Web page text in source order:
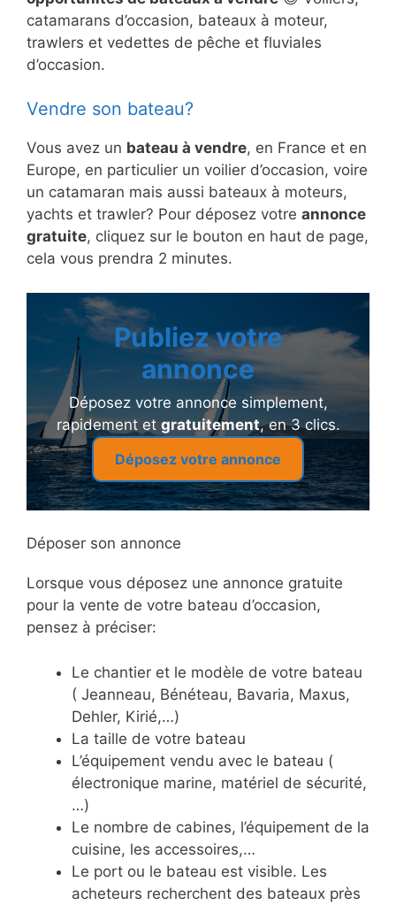
catamarans d’occasion, bateaux à moteur,
trawlers et vedettes de pêche et fluviales
d’occasion.
Vendre son bateau?
Vous avez un bateau à vendre, en France et en
Europe, en particulier un voilier d’occasion, voire
un catamaran mais aussi bateaux à moteurs,
yachts et trawler? Pour déposez votre annonce
gratuite, cliquez sur le bouton en haut de page,
cela vous prendra 2 minutes.
Publiez votre
annonce
Déposez votre annonce simplement,
rapidement et gratuitement, en 3 clics.
Déposez votre annonce
Déposer son annonce
Lorsque vous déposez une annonce gratuite
pour la vente de votre bateau d’occasion,
pensez à préciser:
Le chantier et le modèle de votre bateau
( Jeanneau, Bénéteau, Bavaria, Maxus,
Dehler, Kirié,…)
La taille de votre bateau
L’équipement vendu avec le bateau (
électronique marine, matériel de sécurité,
…)
Le nombre de cabines, l’équipement de la
cuisine, les accessoires,…
Le port ou le bateau est visible. Les
acheteurs recherchent des bateaux près